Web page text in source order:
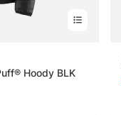
Hoody BLK